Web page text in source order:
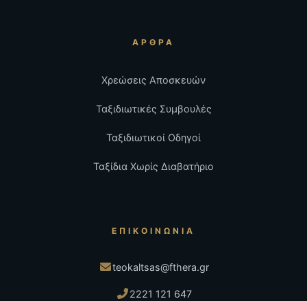
ΆΡΘΡΑ
Χρεώσεις Αποσκευών
Ταξιδιωτικές Συμβουλές
Ταξιδιωτικοί Οδηγοί
Ταξίδια Χωρίς Διαβατήριο
ΕΠΙΚΟΙΝΩΝΊΑ
teokaltsas@fthera.gr
2221 121 647